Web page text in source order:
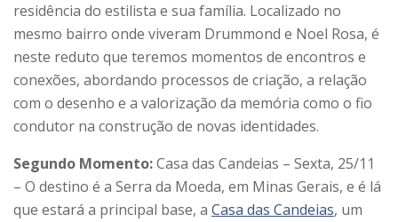
residência do estilista e sua família. Localizado no
mesmo bairro onde viveram Drummond e Noel Rosa, é
neste reduto que teremos momentos de encontros e
conexões, abordando processos de criação, a relação
com o desenho e a valorização da memória como o fio
condutor na construção de novas identidades.
Segundo Momento:Casa das Candeias – Sexta, 25/11
– O destino é a Serra da Moeda, em Minas Gerais, e é lá
que estará a principal base, a Casa das Candeias, um